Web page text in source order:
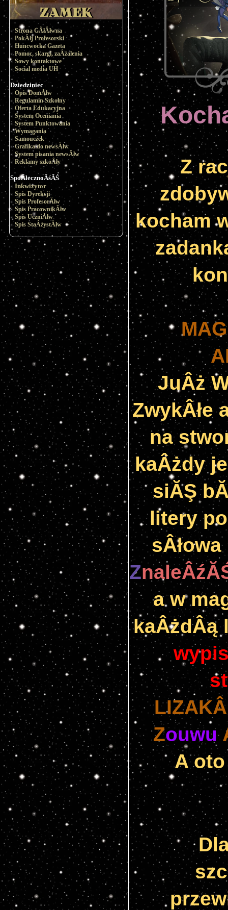
Strona GÂłĂłwna
PokĂłj Profesorski
Huncwocka Gazeta
Pomoc, skargi, zaÂżalenia
Sowy kontaktowe
Social media UH
Dziedziniec
Opis DomĂłw
Regulamin Szkolny
Oferta Edukacyjna
System Oceniania
System Punktowania
Wymagania
Samouczek
Grafika do newsĂłw
System pisania newsĂłw
Reklamy szkoÂły
SpoÂłecznoÂśĂŚ
Inkwizytor
Spis Dyrekcji
Spis ProfesorĂłw
Spis PracownikĂłw
Spis UczniĂłw
Spis StaÂżystĂłw
Z
kocham
JuÂż
ZwykÂłe
na
kaÂżdy
siĂŞ
litery
Z
a w
LIZAKÂ
Zouwu
A oto